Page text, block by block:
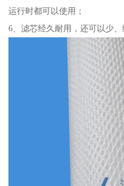
运行时都可以使用；
6、滤芯经久耐用，还可以少、